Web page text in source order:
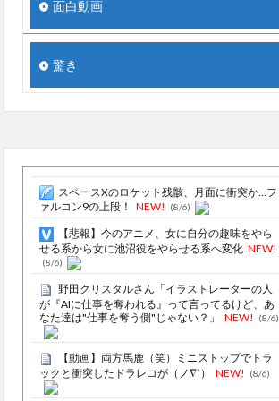
面白動画
驚き
スペースXのロケット残骸、月面に衝突か…フ
ァルコン9の上段！
NEW! (8/6)
【悲報】今のアニメ、女に自分の趣味をやら
せる系から女に池沼役をやらせる系へ変化 NEW!
(8/6)
野田クリスタルさん「イラストレーターの人
が『AIに仕事を奪われる』って言ってるけど、あ
なた達は"仕事を奪う側"じゃない？」
NEW! (8/6)
【動画】両方馬鹿（笑）ミニストップでトラ
ックと衝突したドラレコが（ノ∇`）
NEW! (8/6)